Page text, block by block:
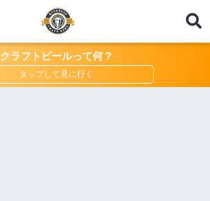
クラフトビールって何？